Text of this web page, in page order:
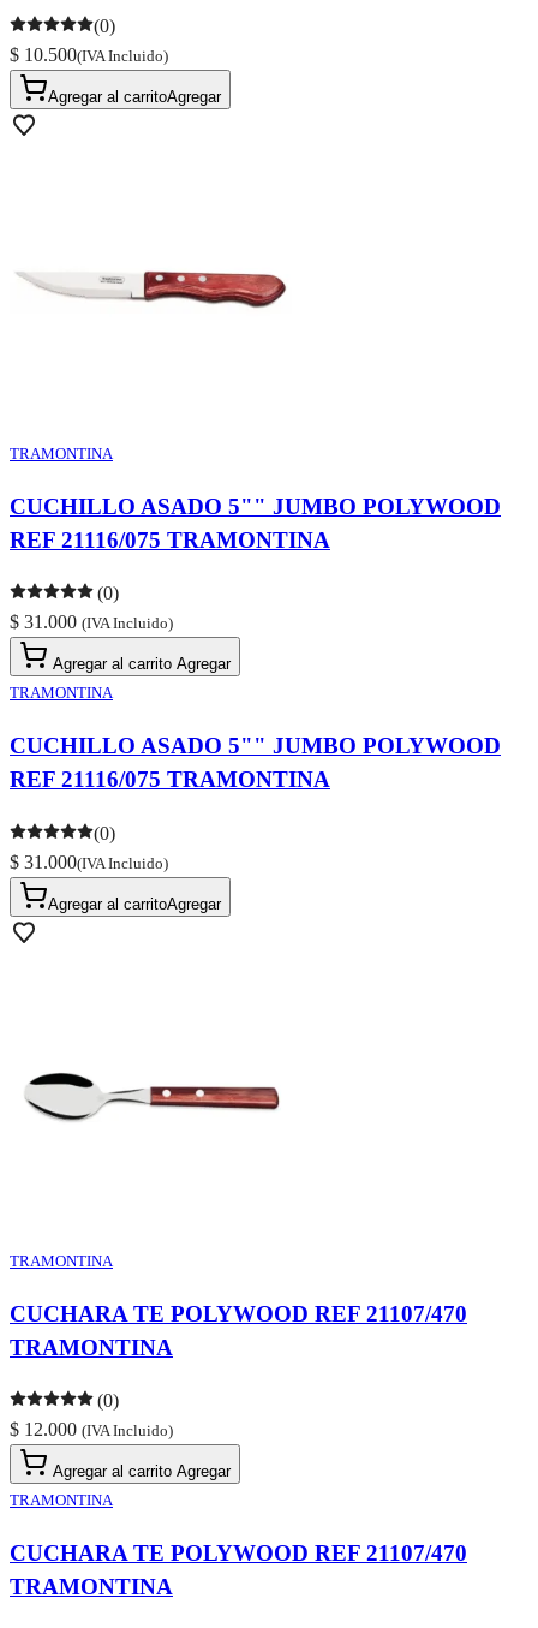
(0)
$ 10.500(IVA Incluido)
Agregar al carritoAgregar
TRAMONTINA
CUCHILLO ASADO 5"" JUMBO POLYWOOD
REF 21116/075 TRAMONTINA
(0)
$ 31.000 (IVA Incluido)
Agregar al carrito Agregar
TRAMONTINA
CUCHILLO ASADO 5"" JUMBO POLYWOOD
REF 21116/075 TRAMONTINA
(0)
$ 31.000(IVA Incluido)
Agregar al carritoAgregar
TRAMONTINA
CUCHARA TE POLYWOOD REF 21107/470
TRAMONTINA
(0)
$ 12.000 (IVA Incluido)
Agregar al carrito Agregar
TRAMONTINA
CUCHARA TE POLYWOOD REF 21107/470
TRAMONTINA